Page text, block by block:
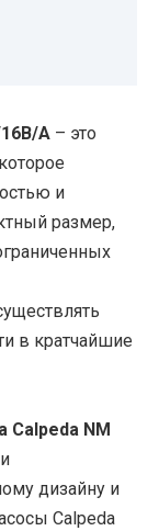
A – это
и
размер,
в кратчайшие
Calpeda NM
дизайну и
Calpeda